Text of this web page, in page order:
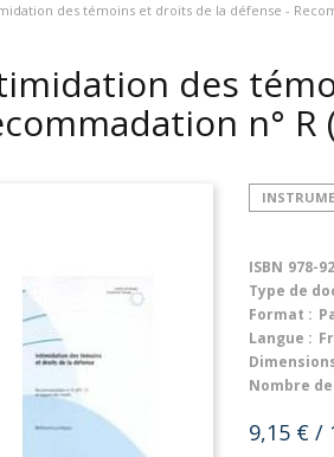
des témoins et droits de la défense -
des
n°
ISBN 978-
Type de
Format :
Langue :
Nombre
9,15 € /